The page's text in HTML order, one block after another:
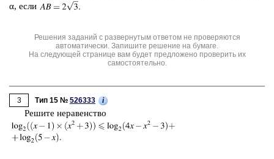
α, если
Решения заданий с развернутым ответом не проверяются
автоматически. Запишите решение на бумаге.
На следующей странице вам будет предложено проверить их
самостоятельно.
3 Тип 15 № 526333 i
Ре­ши­те не­ра­вен­ство